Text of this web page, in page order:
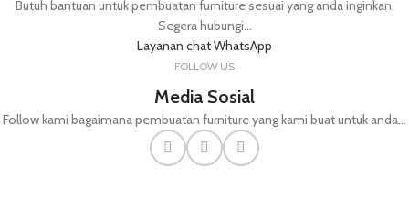
Butuh bantuan untuk pembuatan furniture sesuai yang anda inginkan,
Segera hubungi...
Layanan chat WhatsApp
FOLLOW US
Media Sosial
Follow kami bagaimana pembuatan furniture yang kami buat untuk anda...